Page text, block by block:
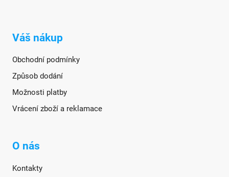
Váš nákup
Obchodní podmínky
Způsob dodání
Možnosti platby
Vrácení zboží a reklamace
O nás
Kontakty